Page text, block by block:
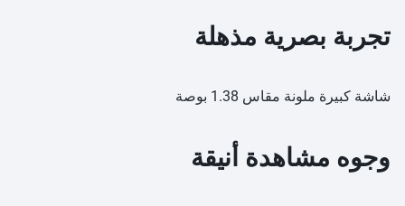
تجربة بصرية مذهلة
شاشة كبيرة ملونة مقاس 1.38 بوصة
وجوه مشاهدة أنيقة